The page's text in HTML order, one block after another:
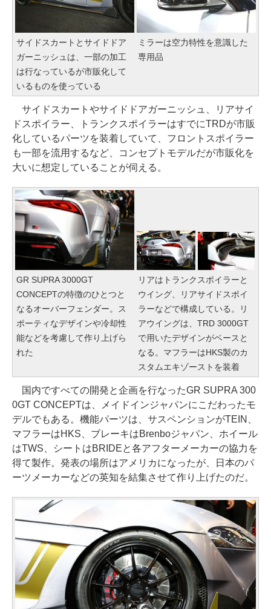
サイドスカートとサイドドア
ガーニッシュは、一部の加工
は行なっているが市販化して
いるものを使っている
ミラーは空力特性を意識した
専用品
サイドスカートやサイドドアガーニッシュ、リアサイ
ドスポイラー、トランクスポイラーはすでにTRDが市販
化しているパーツを装着していて、フロントスポイラー
も一部を流用するなど、コンセプトモデルだが市販化を
大いに想定していることが伺える。
GR SUPRA 3000GT
CONCEPTの特徴のひとつと
なるオーバーフェンダー。ス
ポーティなデザインや冷却性
能などを考慮して作り上げら
れた
リアはトランクスポイラーと
ウイング、リアサイドスポイ
ラーなどで構成している。リ
アウイングは、TRD 3000GT
で用いたデザインがベースと
なる。マフラーはHKS製のカ
スタムエキゾーストを装着
国内ですべての開発と企画を行なったGR SUPRA 300
0GT CONCEPTは、メイドインジャパンにこだわったモ
デルでもある。機能パーツは、サスペンションがTEIN、
マフラーはHKS、ブレーキはBrenboジャパン、ホイール
はTWS、シートはBRIDEと各アフターメーカーの協力を
得て製作。発表の場所はアメリカになったが、日本のパ
ーツメーカーなどの英知を結集させて作り上げたのだ。